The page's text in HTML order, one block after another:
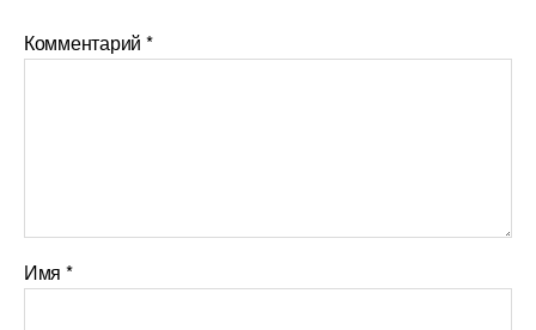
Комментарий *
Имя *